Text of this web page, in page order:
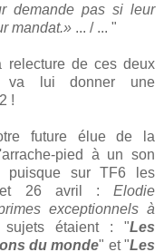
demande pas si leur
mandat.» ... / ... "
relecture de ces deux
va lui donner une
!
future élue de la
pied à un son
puisque sur TF6 les
et 26 avril : Elodie
exceptionnels à
étaient : "Les
du monde" et "Les